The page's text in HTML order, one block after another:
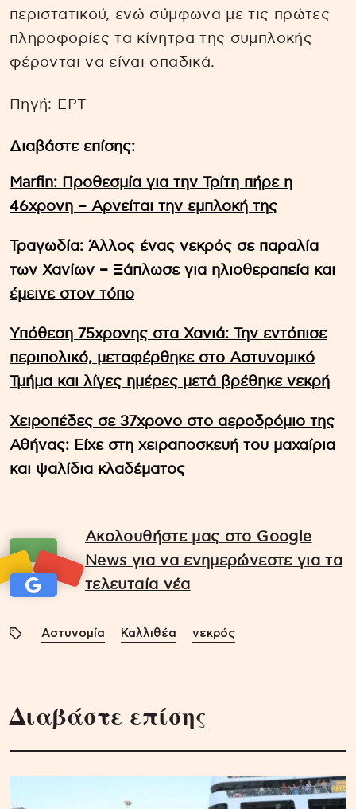
περιστατικού, ενώ σύμφωνα με τις πρώτες
πληροφορίες τα κίνητρα της συμπλοκής
φέρονται να είναι οπαδικά.
Πηγή: EΡΤ
Διαβάστε επίσης:
Marfin: Προθεσμία για την Τρίτη πήρε η
46χρονη – Aρνείται την εμπλοκή της
Τραγωδία: Άλλος ένας νεκρός σε παραλία
των Χανίων – Ξάπλωσε για ηλιοθεραπεία και
έμεινε στον τόπο
Υπόθεση 75χρονης στα Χανιά: Την εντόπισε
περιπολικό, μεταφέρθηκε στο Αστυνομικό
Τμήμα και λίγες ημέρες μετά βρέθηκε νεκρή
Χειροπέδες σε 37χρονο στο αεροδρόμιο της
Αθήνας: Είχε στη χειραποσκευή του μαχαίρια
και ψαλίδια κλαδέματος
Ακολουθήστε μας στο Google
News για να ενημερώνεστε για τα
τελευταία νέα
Αστυνομία Καλλιθέα νεκρός
Διαβάστε επίσης